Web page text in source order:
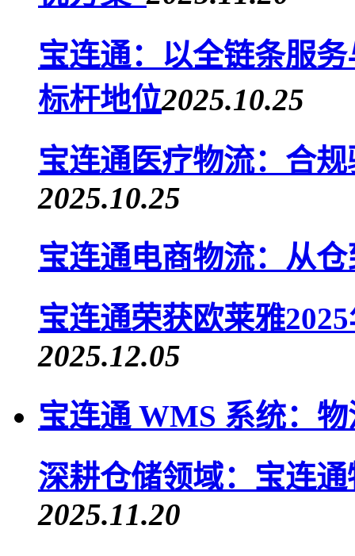
宝连通：以全链条服
标杆地位2025.10.25
宝连通医疗物流：合
2025.10.25
宝连通电商物流：从
宝连通荣获欧莱雅
2025.12.05
宝连通 WMS 系统：
深耕仓储领域：宝连
2025.11.20